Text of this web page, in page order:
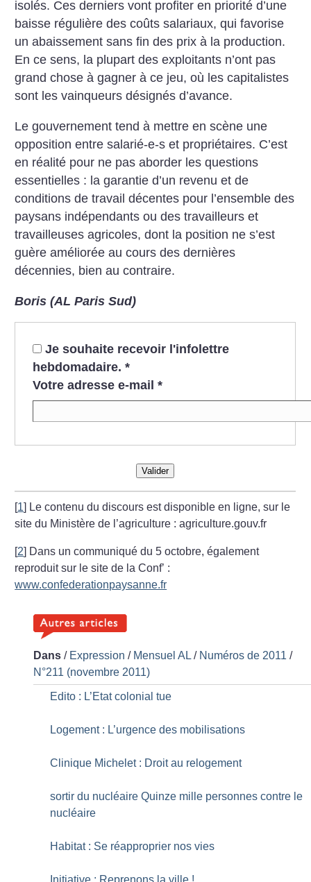
isolés. Ces derniers vont profiter en priorité d’une
baisse régulière des coûts salariaux, qui favorise
un abaissement sans fin des prix à la production.
En ce sens, la plupart des exploitants n’ont pas
grand chose à gagner à ce jeu, où les capitalistes
sont les vainqueurs désignés d’avance.
Le gouvernement tend à mettre en scène une
opposition entre salarié-e-s et propriétaires. C’est
en réalité pour ne pas aborder les questions
essentielles : la garantie d’un revenu et de
conditions de travail décentes pour l’ensemble des
paysans indépendants ou des travailleurs et
travailleuses agricoles, dont la position ne s’est
guère améliorée au cours des dernières
décennies, bien au contraire.
Boris (AL Paris Sud)
Je souhaite recevoir l'infolettre
hebdomadaire. *
Votre adresse e-mail *
Valider
[1] Le contenu du discours est disponible en ligne, sur le
site du Ministère de l’agriculture : agriculture.gouv.fr
[2] Dans un communiqué du 5 octobre, également
reproduit sur le site de la Conf’ :
www.confederationpaysanne.fr
Dans / Expression / Mensuel AL / Numéros de 2011 /
N°211 (novembre 2011)
Edito : L’Etat colonial tue
Logement : L’urgence des mobilisations
Clinique Michelet : Droit au relogement
sortir du nucléaire Quinze mille personnes contre le
nucléaire
Habitat : Se réapproprier nos vies